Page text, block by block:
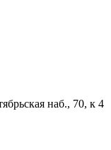
наб., 70, к 4